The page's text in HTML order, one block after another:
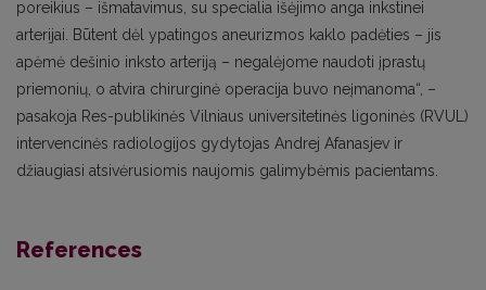
poreikius – išmatavimus, su specialia išėjimo anga inkstinei
arterijai. Būtent dėl ypatingos aneurizmos kaklo padėties – jis
apėmė dešinio inksto arteriją – negalėjome naudoti įprastų
priemonių, o atvira chirurginė operacija buvo neįmanoma“, –
pasakoja Res-publikinės Vilniaus universitetinės ligoninės (RVUL)
intervencinės radiologijos gydytojas Andrej Afanasjev ir
džiaugiasi atsivėrusiomis naujomis galimybėmis pacientams.
References